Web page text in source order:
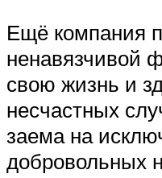
Ещё компания
ненавязчивой
свою жизнь и
несчастных
заема на
добровольных